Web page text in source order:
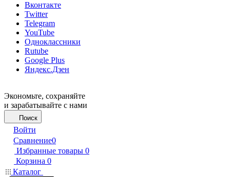
Вконтакте
Twitter
Telegram
YouTube
Одноклассники
Rutube
Google Plus
Яндекс.Дзен
Экономьте, сохраняйте
и зарабатывайте с нами
Поиск
Войти
Сравнение0
Избранные товары 0
Корзина 0
Каталог